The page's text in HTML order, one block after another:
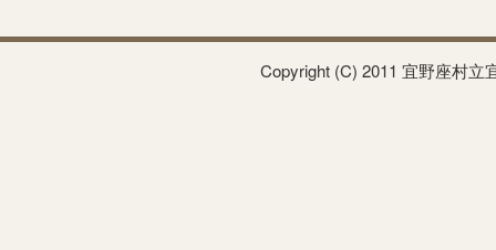
Copyright (C) 2011 宜野座村立